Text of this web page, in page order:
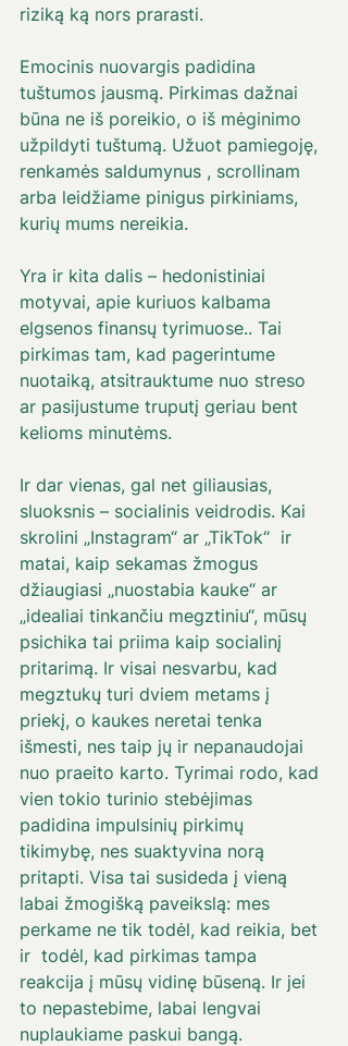
riziką ką nors prarasti.
Emocinis nuovargis padidina
tuštumos jausmą. Pirkimas dažnai
būna ne iš poreikio, o iš mėginimo
užpildyti tuštumą. Užuot pamiegoję,
renkamės saldumynus , scrollinam
arba leidžiame pinigus pirkiniams,
kurių mums nereikia.
Yra ir kita dalis – hedonistiniai
motyvai, apie kuriuos kalbama
elgsenos finansų tyrimuose.. Tai
pirkimas tam, kad pagerintume
nuotaiką, atsitrauktume nuo streso
ar pasijustume truputį geriau bent
kelioms minutėms.
Ir dar vienas, gal net giliausias,
sluoksnis – socialinis veidrodis. Kai
skrolini „Instagram“ ar „TikTok“  ir
matai, kaip sekamas žmogus
džiaugiasi „nuostabia kauke“ ar
„idealiai tinkančiu megztiniu“, mūsų
psichika tai priima kaip socialinį
pritarimą. Ir visai nesvarbu, kad
megztukų turi dviem metams į
priekį, o kaukes neretai tenka
išmesti, nes taip jų ir nepanaudojai
nuo praeito karto. Tyrimai rodo, kad
vien tokio turinio stebėjimas
padidina impulsinių pirkimų
tikimybę, nes suaktyvina norą
pritapti. Visa tai susideda į vieną
labai žmogišką paveikslą: mes
perkame ne tik todėl, kad reikia, bet
ir  todėl, kad pirkimas tampa
reakcija į mūsų vidinę būseną. Ir jei
to nepastebime, labai lengvai
nuplaukiame paskui bangą.